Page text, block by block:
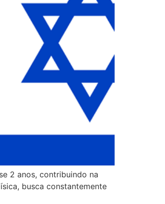
2 anos, contribuindo na
busca constantemente